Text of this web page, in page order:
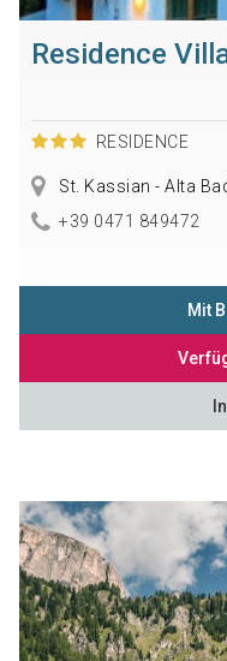
Residence
RESIDENCE
St. Kassian - Alta
+39 0471 849472
Mit